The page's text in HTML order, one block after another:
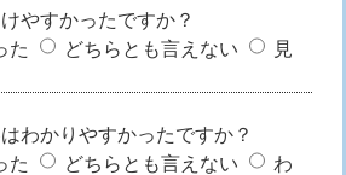
やすかったですか？
た
どちらとも言えない
見
わかりやすかったですか？
た
どちらとも言えない
わ